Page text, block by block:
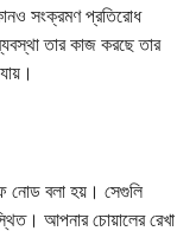
সংক্রমণ প্রতিরোধ
তার কাজ করছে তার
নোড বলা হয়। সেগুলি
আপনার চোয়ালের রেখা